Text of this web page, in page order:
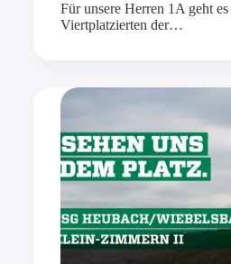
Für unsere Herren 1A geht es
Viertplatzierten der…